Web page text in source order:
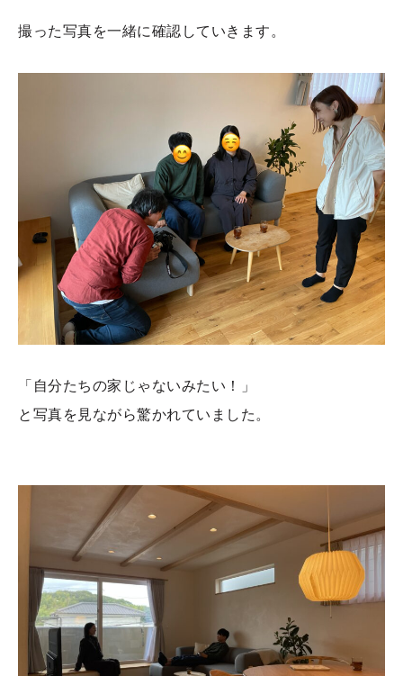
撮った写真を一緒に確認していきます。
「自分たちの家じゃないみたい！」
と写真を見ながら驚かれていました。